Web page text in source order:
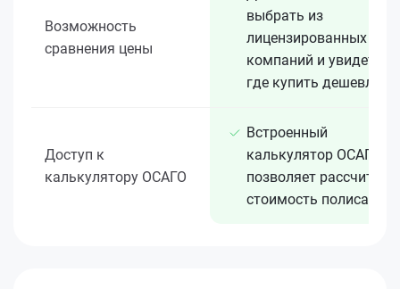
Возможность
сравнения цены
выбрать из
лицензированных 15+
компаний и увидеть,
где купить дешевле
Доступ к
калькулятору ОСАГО
Встроенный
калькулятор ОСАГО
позволяет рассчитать
стоимость полиса